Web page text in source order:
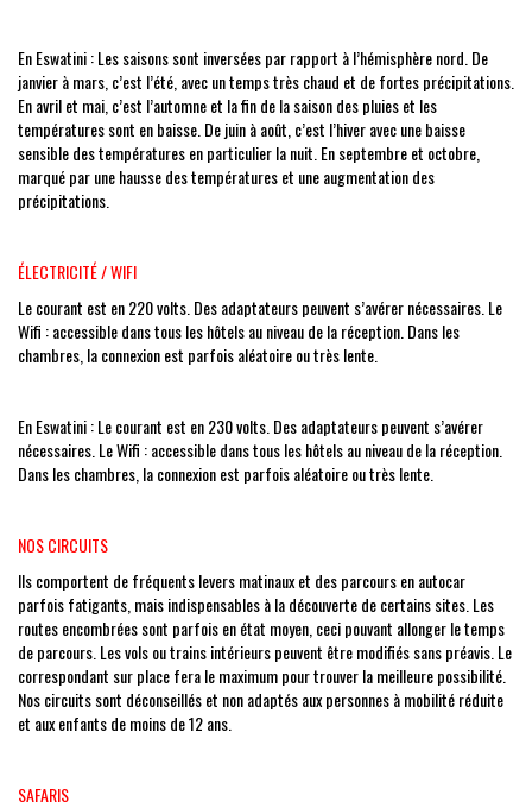
En Eswatini : Les saisons sont inversées par rapport à l’hémisphère nord. De
janvier à mars, c’est l’été, avec un temps très chaud et de fortes précipitations.
En avril et mai, c’est l’automne et la fin de la saison des pluies et les
températures sont en baisse. De juin à août, c’est l’hiver avec une baisse
sensible des températures en particulier la nuit. En septembre et octobre,
marqué par une hausse des températures et une augmentation des
précipitations.
ÉLECTRICITÉ / WIFI
Le courant est en 220 volts. Des adaptateurs peuvent s’avérer nécessaires. Le
Wifi : accessible dans tous les hôtels au niveau de la réception. Dans les
chambres, la connexion est parfois aléatoire ou très lente.
En Eswatini : Le courant est en 230 volts. Des adaptateurs peuvent s’avérer
nécessaires. Le Wifi : accessible dans tous les hôtels au niveau de la réception.
Dans les chambres, la connexion est parfois aléatoire ou très lente.
NOS CIRCUITS
Ils comportent de fréquents levers matinaux et des parcours en autocar
parfois fatigants, mais indispensables à la découverte de certains sites. Les
routes encombrées sont parfois en état moyen, ceci pouvant allonger le temps
de parcours. Les vols ou trains intérieurs peuvent être modifiés sans préavis. Le
correspondant sur place fera le maximum pour trouver la meilleure possibilité.
Nos circuits sont déconseillés et non adaptés aux personnes à mobilité réduite
et aux enfants de moins de 12 ans.
SAFARIS